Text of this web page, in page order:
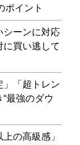
ポイント
シーンに対応
に買い逃して
」「超トレン
最強のダウ
の高級感」